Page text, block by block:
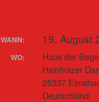
WANN: 19. August
WO:
Haus der
Hainholzer
25337
Deutschland